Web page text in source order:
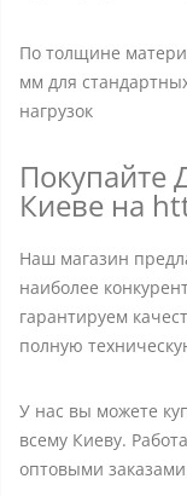
По толщине
мм для
нагрузок
Покупайте
Киеве на
Наш магазин
наиболее
гарантируем
полную
У нас вы можете
всему Киеву.
оптовыми